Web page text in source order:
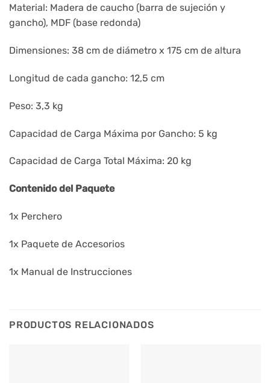
Material: Madera de caucho (barra de sujeción y
gancho), MDF (base redonda)
Dimensiones: 38 cm de diámetro x 175 cm de altura
Longitud de cada gancho: 12,5 cm
Peso: 3,3 kg
Capacidad de Carga Máxima por Gancho: 5 kg
Capacidad de Carga Total Máxima: 20 kg
Contenido del Paquete
1x Perchero
1x Paquete de Accesorios
1x Manual de Instrucciones
PRODUCTOS RELACIONADOS